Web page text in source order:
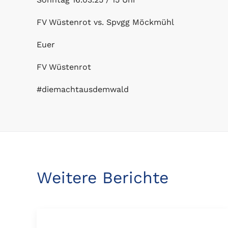
FV Wüstenrot vs. Spvgg Möckmühl
Euer
FV Wüstenrot
#diemachtausdemwald
Weitere Berichte